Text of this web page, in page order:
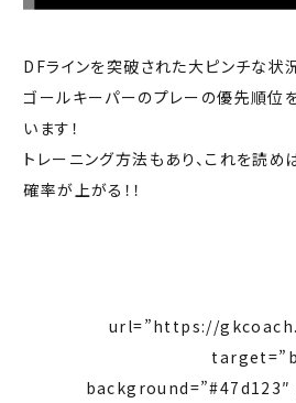
DFラインを突破された大ピンチな状
ゴールキーパーのプレーの優先順位
います！
トレーニング方法もあり、これを読
確率が上がる！！
url=”https://